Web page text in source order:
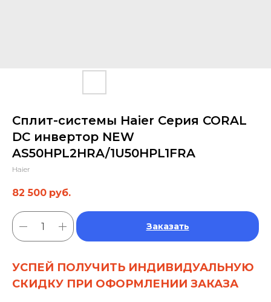
Сплит-системы Haier Серия CORAL
DC инвертор NEW
AS50HPL2HRA/1U50HPL1FRA
Haier
82 500 руб.
Заказать
УСПЕЙ ПОЛУЧИТЬ ИНДИВИДУАЛЬНУЮ
СКИДКУ ПРИ ОФОРМЛЕНИИ ЗАКАЗА